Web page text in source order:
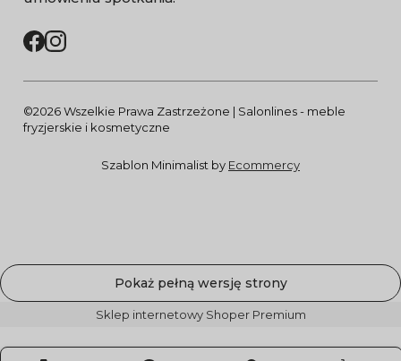
©2026 Wszelkie Prawa Zastrzeżone | Salonlines - meble
fryzjerskie i kosmetyczne
Szablon Minimalist by Ecommercy
Pokaż pełną wersję strony
Sklep internetowy Shoper Premium